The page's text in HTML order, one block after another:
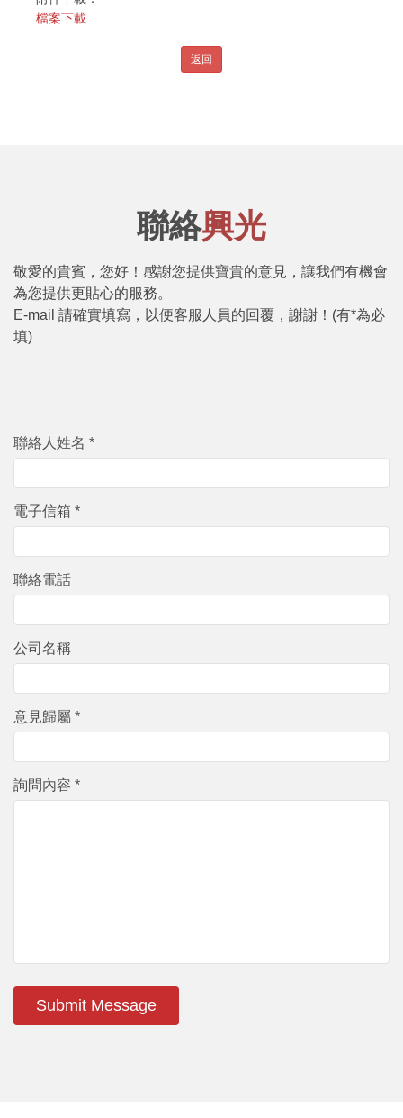
檔案下載
聯絡興光
敬愛的貴賓，您好！感謝您提供寶貴的意見，讓我們有機會
為您提供更貼心的服務。
E-mail 請確實填寫，以便客服人員的回覆，謝謝！(有*為必
填)
聯絡人姓名 *
電子信箱 *
聯絡電話
公司名稱
意見歸屬 *
詢問內容 *
Submit Message